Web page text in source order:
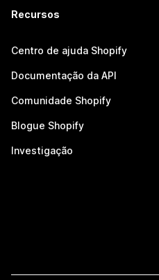
Recursos
Centro de ajuda Shopify
Documentação da API
Comunidade Shopify
Blogue Shopify
Investigação